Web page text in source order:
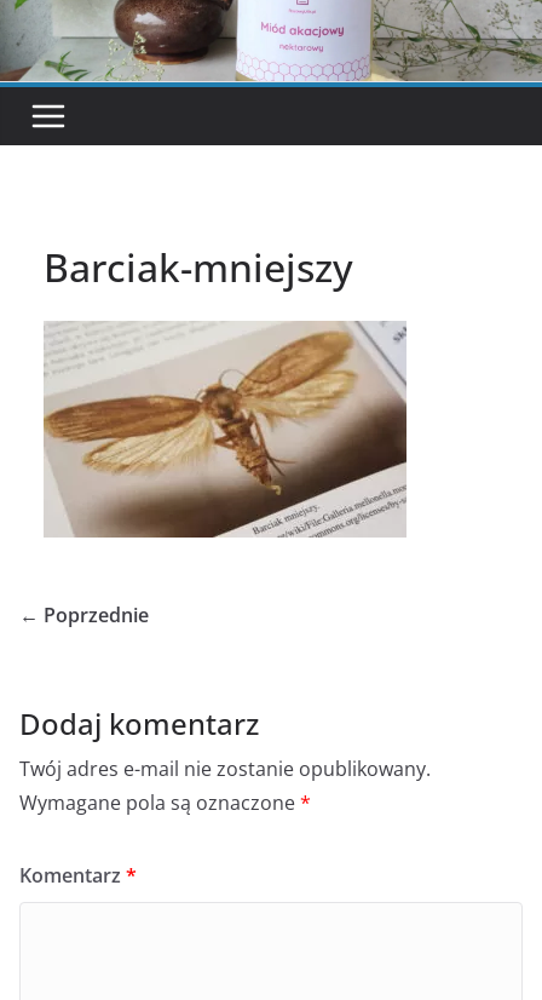
Barciak-mniejszy
← Poprzednie
Dodaj komentarz
Twój adres e-mail nie zostanie opublikowany.
Wymagane pola są oznaczone*
Komentarz *